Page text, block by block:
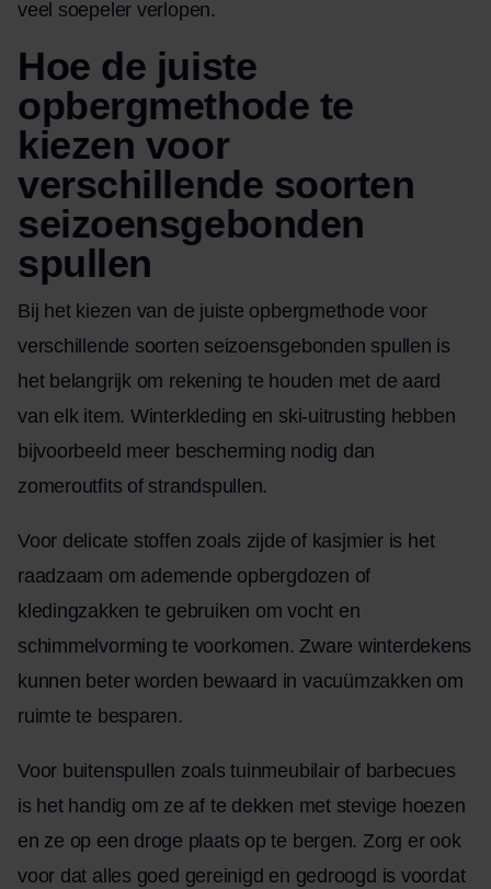
veel soepeler verlopen.
Hoe de juiste
opbergmethode te
kiezen voor
verschillende soorten
seizoensgebonden
spullen
Bij het kiezen van de juiste opbergmethode voor
verschillende soorten seizoensgebonden spullen is
het belangrijk om rekening te houden met de aard
van elk item. Winterkleding en ski-uitrusting hebben
bijvoorbeeld meer bescherming nodig dan
zomeroutfits of strandspullen.
Voor delicate stoffen zoals zijde of kasjmier is het
raadzaam om ademende opbergdozen of
kledingzakken te gebruiken om vocht en
schimmelvorming te voorkomen. Zware winterdekens
kunnen beter worden bewaard in vacuümzakken om
ruimte te besparen.
Voor buitenspullen zoals tuinmeubilair of barbecues
is het handig om ze af te dekken met stevige hoezen
en ze op een droge plaats op te bergen. Zorg er ook
voor dat alles goed gereinigd en gedroogd is voordat